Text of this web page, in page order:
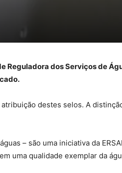
dos Serviços de
destes selos. A
– são uma iniciativa da
uma qualidade exemplar da